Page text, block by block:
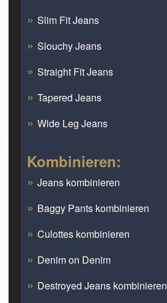
Slim Fit Jeans
Slouchy Jeans
Straight Fit Jeans
Tapered Jeans
Wide Leg Jeans
Kombinieren:
Jeans kombinieren
Baggy Pants kombinieren
Culottes kombinieren
Denim on Denim
Destroyed Jeans kombinieren